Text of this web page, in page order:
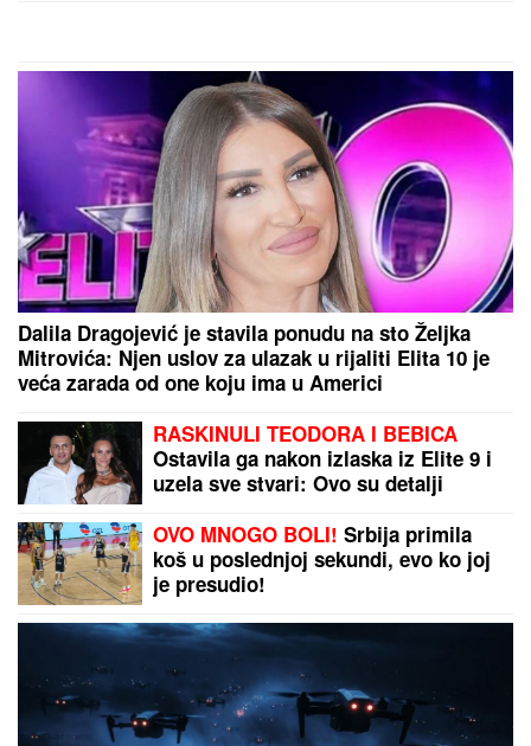
NEDELjNI HOROSKOP OD 9. DO 15. AVGUSTA:
Ovna očekuje sudbinski susret, Lava "španska
serija" u ljubavi, Strelca uvećanje prihoda
DOKTOR ČUBRILOkaže da je ovo UBEDLJIVO
NAJZDRAVIJA HRANA NA SVETU, a evo koju
namirnicu nikada NE JEDE: "I moja baba je to znala,
a možda vam zvuči suludo"